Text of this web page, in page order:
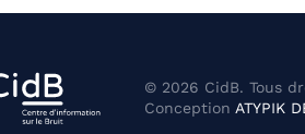
© 2026 CidB. Tous
Conception ATYPIK